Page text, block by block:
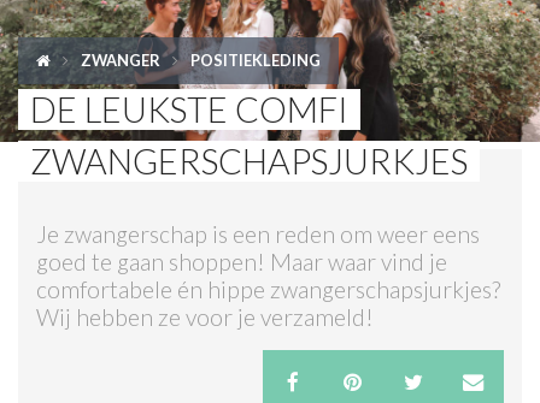
PEUTER
KIND
LIFESTYLE
SHOPS
ACTIES & KORTING
ZWANGER POSITIEKLEDING
DE LEUKSTE COMFI
ZWANGERSCHAPSJURKJES
Je zwangerschap is een reden om weer eens
goed te gaan shoppen! Maar waar vind je
comfortabele én hippe zwangerschapsjurkjes?
Wij hebben ze voor je verzameld!